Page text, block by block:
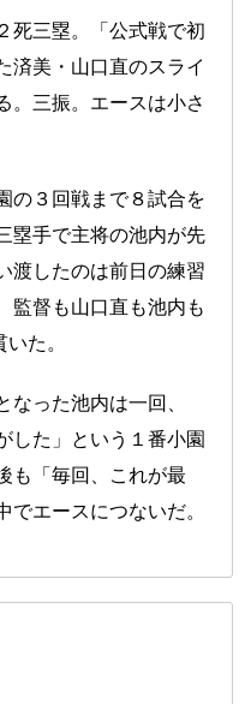
死三塁。「公式戦で初
済美・山口直のスライ
。三振。エースは小さ
の３回戦まで８試合を
塁手で主将の池内が先
渡したのは前日の練習
監督も山口直も池内も
た。
った池内は一回、
した」という１番小園
も「毎回、これが最
エースにつないだ。